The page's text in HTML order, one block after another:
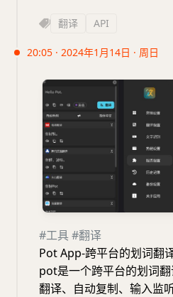
翻译 API
20:05 · 2024年1月14日 · 周日
#工具#翻译
Pot App-跨平台的划词翻
pot是一个跨平台的划词
翻译、自动复制、输入监